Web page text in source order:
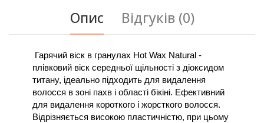
Опис Відгуків (0)
Гарячий віск в гранулах Hot Wax Natural -
плівковий віск середньої щільності з діоксидом
титану, ідеально підходить для видалення
волосся в зоні пахв і області бікіні. Ефективний
для видалення короткого і жорсткого волосся.
Відрізняється високою пластичністю, при цьому